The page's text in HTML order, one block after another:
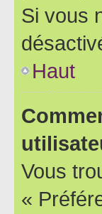
Si vous
Haut
Vous
«